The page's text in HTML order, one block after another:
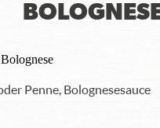
Penne, Bolognesesauce